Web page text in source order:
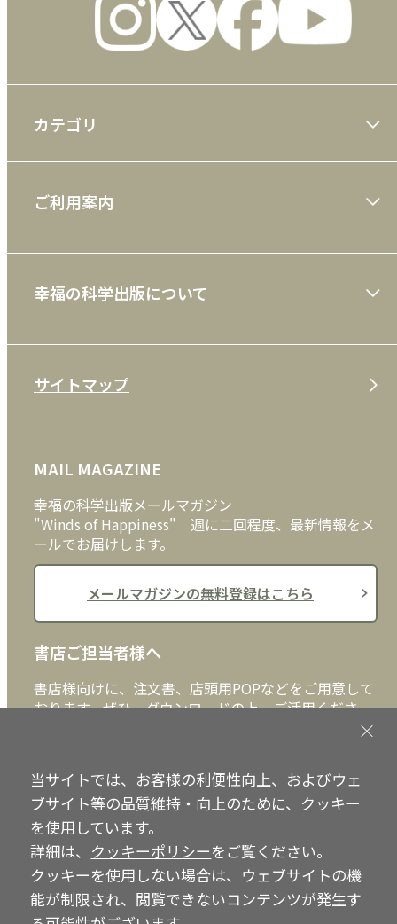
カテゴリ
雑誌
CD
DVD・ブルーレイ
外国語
ご利用案内
利用規約
特定商取引法
プライバシーポリシー
クッキーポリシー
幸福の科学出版について
メディア・ライブラリー
サイトマップ
MAIL MAGAZINE
幸福の科学出版メールマガジン
"Winds of Happiness" 週に二回程度、最新情報をメ
ールでお届けします。
メールマガジンの無料登録はこちら
書店ご担当者様へ
書店様向けに、注文書、店頭用POPなどをご用意して
おります。ぜひ、ダウンロードの上、ご活用くださ
書店ご担当者様へ
Copyright © IRH Press Co.,Ltd. All Rights Reserved.
当サイトでは、お客様の利便性向上、およびウェ
ブサイト等の品質維持・向上のために、クッキー
を使用しています。
詳細は、 クッキーポリシーをご覧ください。
クッキーを使用しない場合は、ウェブサイトの機
能が制限され、閲覧できないコンテンツが発生す